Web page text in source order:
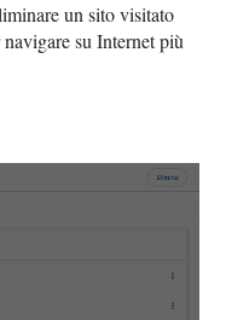
un sito visitato
su Internet più